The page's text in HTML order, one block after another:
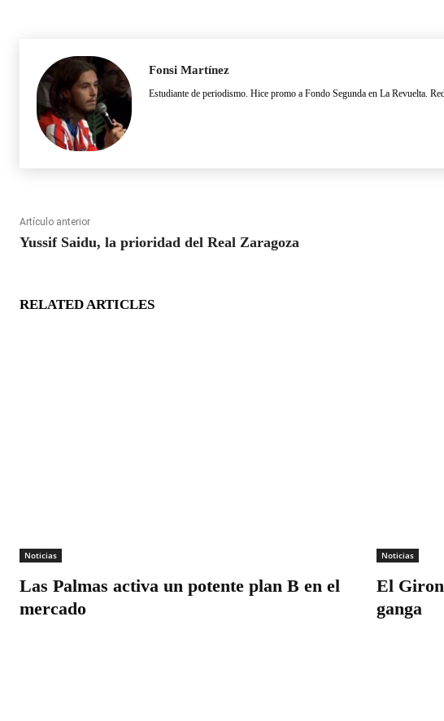
Fonsi Martínez
Estudiante de periodismo. Hice promo a Fondo Segunda en La Revuelta.
Artículo anterior
Yussif Saidu, la prioridad del Real Zaragoza
RELATED ARTICLES
Noticias
Las Palmas activa un potente plan B en el
mercado
Noticias
El
ganga